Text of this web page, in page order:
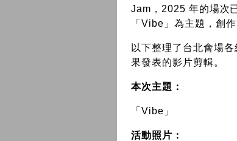
Jam，2025 年的場次
「Vibe」為主題，創
以下整理了台北會場
果發表的影片剪輯。
本次主題：
「Vibe」
活動照片：